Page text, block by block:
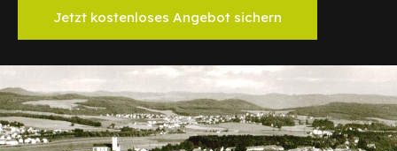
Jetzt kostenloses Angebot sichern